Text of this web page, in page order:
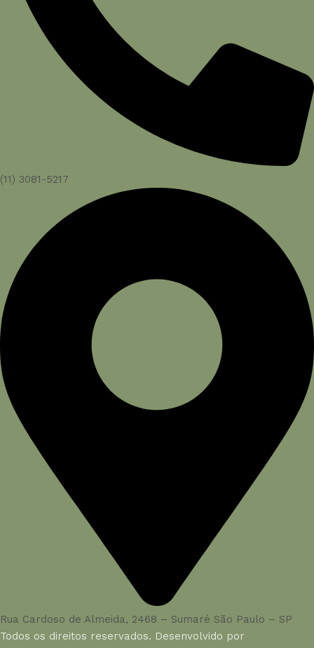
(11) 3081-5217
Rua Cardoso de Almeida, 2468 – Sumaré São Paulo – SP
Todos os direitos reservados. Desenvolvido por